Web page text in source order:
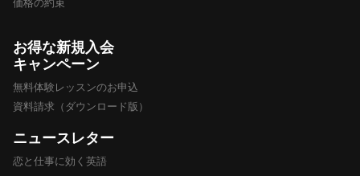
価格の約束
お得な新規入会
キャンペーン
無料体験レッスンのお申込
資料請求（ダウンロード版）
ニュースレター
恋と仕事に効く英語